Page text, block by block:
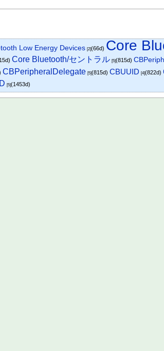
Low Energy Devices [2](66d) Core
Core Bluetooth/セントラル [5](815d)
CBPeripheralDelegate [5](815d)CBUUID [4](822d)
[5](1453d)